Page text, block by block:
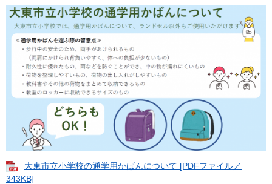
大東市立小学校の通学用かばんについて [PDFファイル／
343KB]